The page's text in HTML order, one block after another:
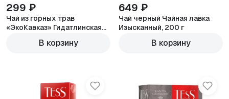
299 ₽
Чай из горных трав
«ЭкоКавказ» Гидатлинская
В корзину
649 ₽
Чай черный Чайная лавка
Изысканный, 200 г
В корзину